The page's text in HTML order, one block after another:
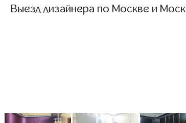
Выезд дизайнера по Москве и